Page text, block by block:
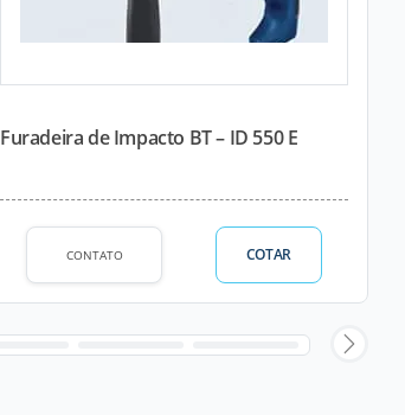
Furadeira de Impacto BT – ID 550 E
CONTATO COTAR